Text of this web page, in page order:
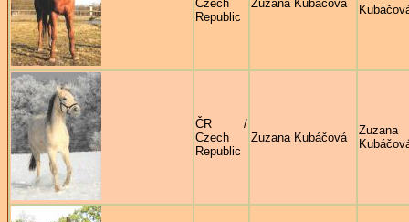
Czech
Republic
Zuzana Kubáčová
ČR /
Czech
Republic
Zuzana Kubáčová
Zuzana